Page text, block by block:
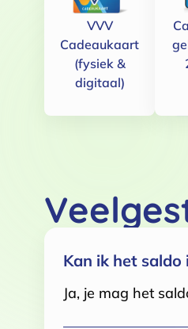
VVV
Cadeaukaart
(fysiek &
digitaal)
Kan ik het saldo
Ja, je mag het